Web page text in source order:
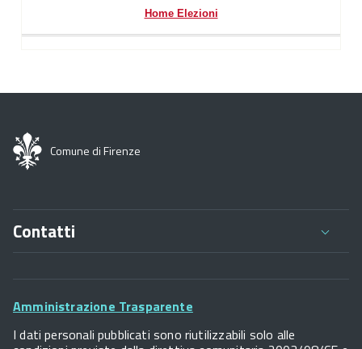
Home Elezioni
Comune di Firenze
Contatti
Palazzo Vecchio
P.IVA 01307110484
Footer
Amministrazione Trasparente
I dati personali pubblicati sono riutilizzabili solo alle